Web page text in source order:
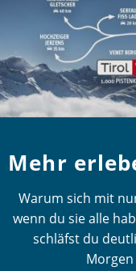
Mehr
Warum sich mit
wenn du sie alle
schläfst du